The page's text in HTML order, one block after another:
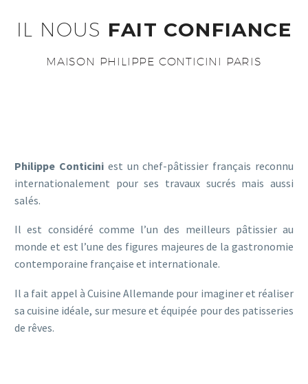
IL NOUS FAIT CONFIANCE
MAISON PHILIPPE CONTICINI PARIS
Philippe Conticiniest un chef-pâtissier français reconnu
internationalement pour ses travaux sucrés mais aussi
salés.
Il est considéré comme l’un des meilleurs pâtissier au
monde et est l’une des figures majeures de la gastronomie
contemporaine française et internationale.
Il a fait appel à Cuisine Allemande pour imaginer et réaliser
sa cuisine idéale, sur mesure et équipée pour des patisseries
de rêves.